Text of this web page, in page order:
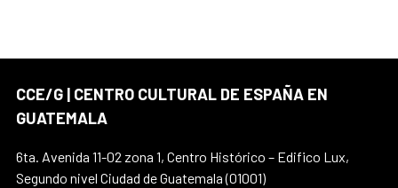
CCE/G | CENTRO CULTURAL DE ESPAÑA EN
GUATEMALA
6ta. Avenida 11-02 zona 1, Centro Histórico – Edifico Lux,
Segundo nivel Ciudad de Guatemala (01001)